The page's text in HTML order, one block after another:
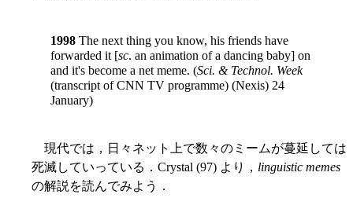
1998 The next thing you know, his friends have
forwarded it [sc. an animation of a dancing baby] on
and it's become a net meme. (Sci. & Technol. Week
(transcript of CNN TV programme) (Nexis) 24
January)
現代では，日々ネット上で数々のミームが蔓延しては
死滅していっている．Crystal (97) より， linguistic memes
の解説を読んでみよう．